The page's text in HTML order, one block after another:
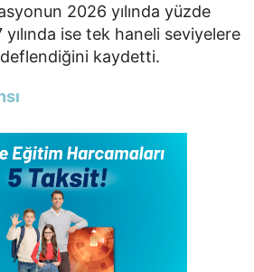
2026 yılında yüzde
yılında ise tek haneli seviyelere
kaydetti.